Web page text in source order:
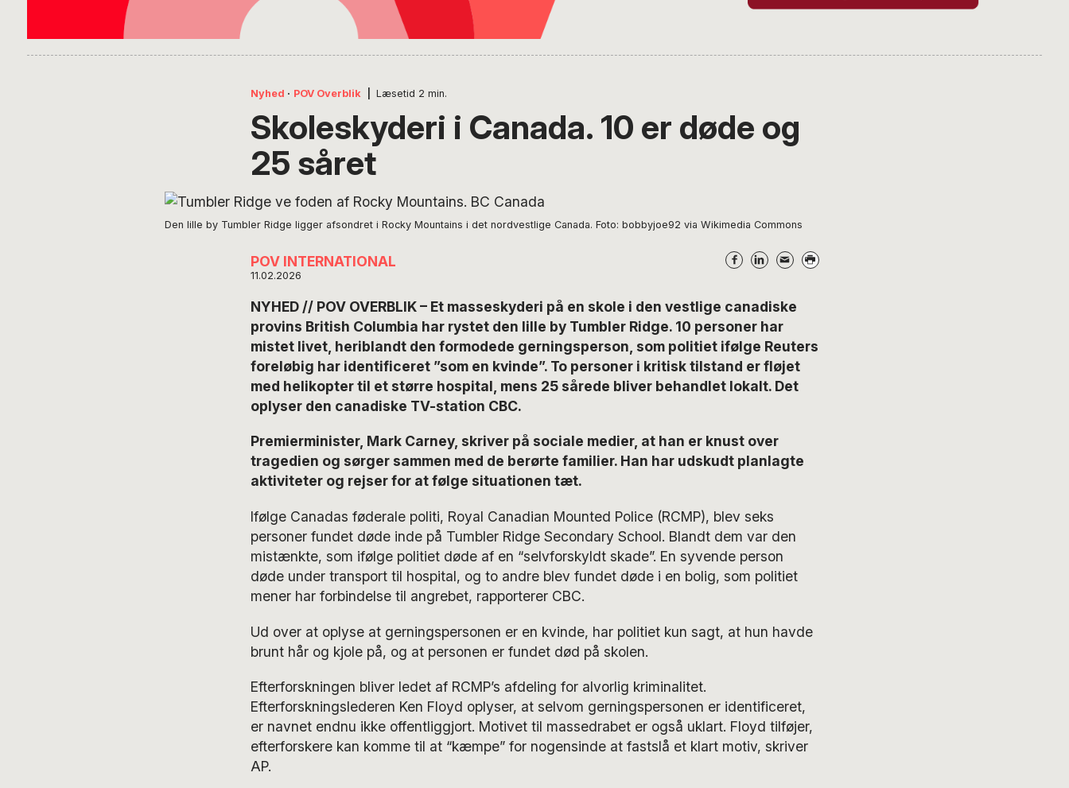
Nyhed · POV Overblik Læsetid 2 min.
Skoleskyderi i Canada. 10 er døde og
25 såret
Den lille by Tumbler Ridge ligger afsondret i Rocky Mountains i det nordvestlige Canada. Foto: bobbyjoe92 via Wikimedia Commons
POV INTERNATIONAL
11.02.2026
NYHED // POV OVERBLIK – Et masseskyderi på en skole i den vestlige canadiske
provins British Columbia har rystet den lille by Tumbler Ridge. 10 personer har
mistet livet, heriblandt den formodede gerningsperson, som politiet ifølge Reuters
foreløbig har identificeret ”som en kvinde”. To personer i kritisk tilstand er fløjet
med helikopter til et større hospital, mens 25 sårede bliver behandlet lokalt. Det
oplyser den canadiske TV-station CBC.
Premierminister, Mark Carney, skriver på sociale medier, at han er knust over
tragedien og sørger sammen med de berørte familier. Han har udskudt planlagte
aktiviteter og rejser for at følge situationen tæt.
Ifølge Canadas føderale politi, Royal Canadian Mounted Police (RCMP), blev seks
personer fundet døde inde på Tumbler Ridge Secondary School. Blandt dem var den
mistænkte, som ifølge politiet døde af en “selvforskyldt skade”. En syvende person
døde under transport til hospital, og to andre blev fundet døde i en bolig, som politiet
mener har forbindelse til angrebet, rapporterer CBC.
Ud over at oplyse at gerningspersonen er en kvinde, har politiet kun sagt, at hun havde
brunt hår og kjole på, og at personen er fundet død på skolen.
Efterforskningen bliver ledet af RCMP’s afdeling for alvorlig kriminalitet.
Efterforskningslederen Ken Floyd oplyser, at selvom gerningspersonen er identificeret,
er navnet endnu ikke offentliggjort. Motivet til massedrabet er også uklart. Floyd tilføjer,
efterforskere kan komme til at “kæmpe” for nogensinde at fastslå et klart motiv, skriver
AP.